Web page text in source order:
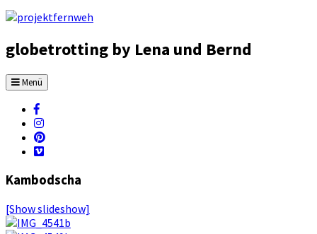
globetrotting by Lena und Bernd
Menü
Kambodscha
[Show slideshow]